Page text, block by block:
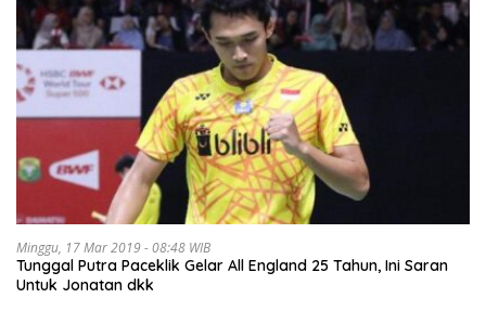
Minggu, 17 Mar 2019 - 08:48 WIB
Tunggal Putra Paceklik Gelar All England 25 Tahun, Ini Saran
Untuk Jonatan dkk